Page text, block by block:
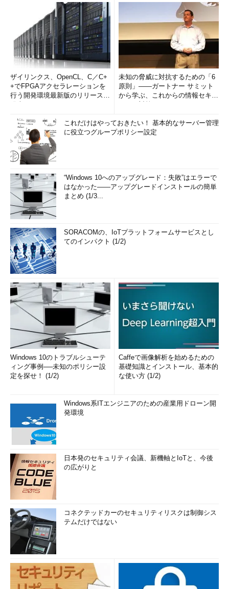
ザイリンクス、OpenCL、C／C+
+でFPGAアクセラレーションを
行う開発環境最新版のリリースを
未知の脅威に対抗するための「6
原則」――ガートナー サミット
から学ぶ、これからの情報セキュ
これだけはやっておきたい！ 基本的なサーバー管理
に役立つグループポリシー設定
“Windows 10へのアップグレード：失敗”はエラーで
はなかった――アップグレードインストールの簡単
まとめ (1/3...
SORACOMの、IoTプラットフォームサービスとし
てのインパクト (1/2)
Windows 10のトラブルシューテ
ィング事例──未知のポリシー設
定を探せ！ (1/2)
Caffeで画像解析を始めるための
基礎知識とインストール、基本的
な使い方 (1/2)
Windows系ITエンジニアのための産業用ドローン開
発環境
日本発のセキュリティ会議、新機軸とIoTと、今後
の広がりと
コネクテッドカーのセキュリティリスクは制御シス
テムだけではない